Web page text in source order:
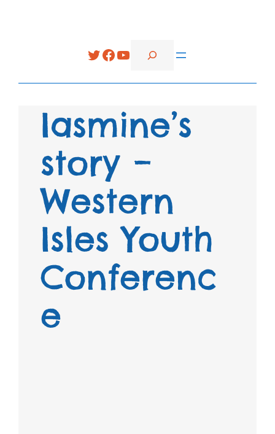
Twitter
Facebook
YouTube
Search
Iasmine’s
story –
Western
Isles Youth
Conferenc
e